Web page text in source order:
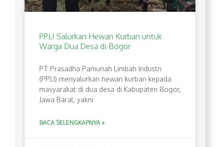
PPLI Salurkan Hewan Kurban untuk
Warga Dua Desa di Bogor
PT Prasadha Pamunah Limbah Industri
(PPLI) menyalurkan hewan kurban kepada
masyarakat di dua desa di Kabupaten Bogor,
Jawa Barat, yakni
BACA SELENGKAPNYA »